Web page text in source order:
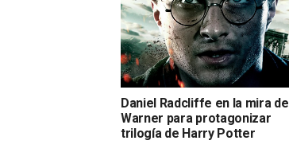
Daniel Radcliffe en la mira de
Warner para protagonizar
trilogía de Harry Potter